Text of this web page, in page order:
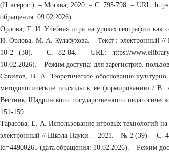
(II всерос.). – Москва, 2020. – С. 795-798. – URL:
обращения: 09.02.2026).
Орлова, Т. И. Учебная игра на уроках географии как
И. Орлова, М. А. Кулабухова. – Текст : электронный
10-2 (38). – С. 82-84. – URL: https://
10.02.2026). – Режим доступа: для зарегистрир.
Савилов, В. А. Теоретическое обоснование
методологические подходы к её формированию /
Вестник Шадринского государственного
151-159.
Тарасова, Е. А. Использование игровых технологий
электронный // Школа Науки. – 2021. – № 2 (39). – С.
id=44900265 (дата обращения: 10.02.2026). – Режим